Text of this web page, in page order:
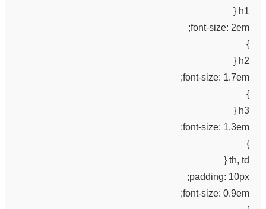
h1 {
font-size: 2em;
}
h2 {
font-size: 1.7em;
}
h3 {
font-size: 1.3em;
}
th, td {
padding: 10px;
font-size: 0.9em;